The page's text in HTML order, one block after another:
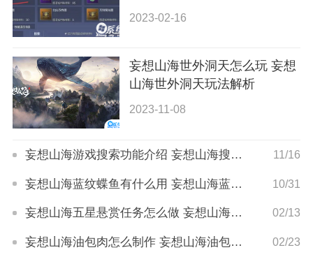
2023-02-16
妄想山海世外洞天怎么玩 妄想
山海世外洞天玩法解析
2023-11-08
妄想山海游戏搜索功能介绍 妄想山海搜索功能如何使用 11/16
妄想山海蓝纹蝶鱼有什么用 妄想山海蓝纹蝶鱼作用详解 10/31
妄想山海五星悬赏任务怎么做 妄想山海五星悬赏任务攻略 02/13
妄想山海油包肉怎么制作 妄想山海油包肉制作方法 02/23